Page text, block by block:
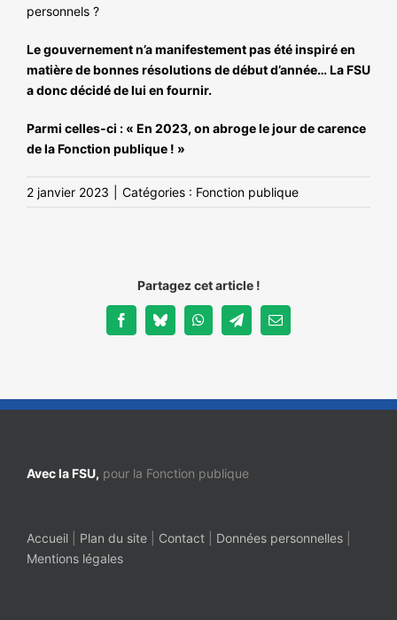
personnels ?
Le gouvernement n’a manifestement pas été inspiré en
matière de bonnes résolutions de début d’année… La FSU
a donc décidé de lui en fournir.
Parmi celles-ci : « En 2023, on abroge le jour de carence
de la Fonction publique ! »
2 janvier 2023 Catégories : Fonction publique
Partagez cet article !
FacebookBlueskyWhatsAppTelegramEmail
Avec la FSU, pour la Fonction publique
Accueil Plan du site Contact Données personnelles
Mentions légales